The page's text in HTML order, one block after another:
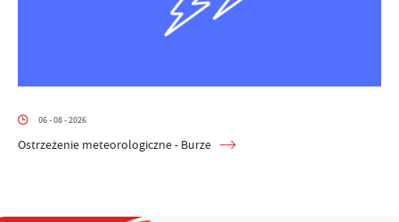
06 - 08 - 2026
Ostrzeżenie meteorologiczne - Burze